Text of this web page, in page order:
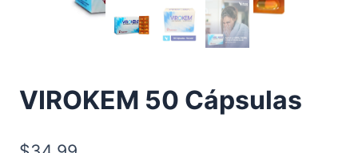
VIROKEM 50 Cápsulas